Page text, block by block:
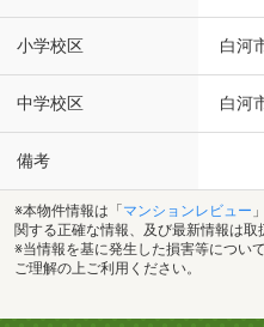
小学校区 白河
中学校区 白河
備考
※本物件情報は「 マンションレビュー
関する正確な情報、及び最新情報は取
※当情報を基に発生した損害等につい
ご理解の上ご利用ください。